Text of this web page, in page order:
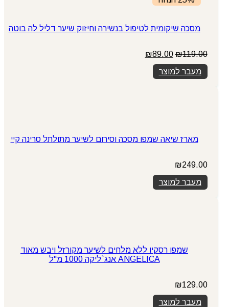
מסכה שיקומית לטיפול בנשירה וחיזוק שיער דליל לה בוטה
₪119.00
המחיר
המקורי
היה:
₪119.00.
₪89.00
מעבר למוצר
מארז שיאה שמפו מסכה וסירום לשיער מתולתל סרינה קיי
₪249.00
מעבר למוצר
שמפו רסקיו ללא מלחים לשיער מקורזל ויבש מאוד
ANGELICA אנג`ליקה 1000 מ"ל
₪129.00
מעבר למוצר